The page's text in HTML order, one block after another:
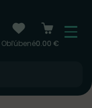
Obľúbené0.00 €
Menu